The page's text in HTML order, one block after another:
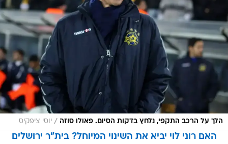
הלך על הרכב התקפי, נלחץ בדקות הסיום. פאולו סוזה / יוסי ציפקיס
האם רוני לוי יביא את השינוי המיוחל? בית"ר ירושלים